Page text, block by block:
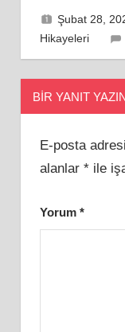
Şubat 28,
Hikayeleri
BIR YANIT
E-posta
alanlar *ile
Yorum *